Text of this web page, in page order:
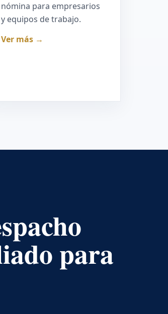
nómina para empresarios
y equipos de trabajo.
Ver más →
para